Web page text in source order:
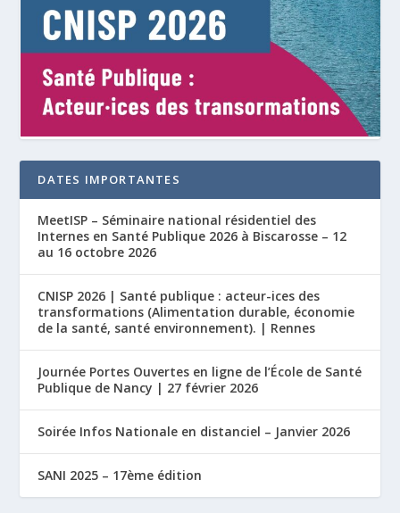
DATES IMPORTANTES
MeetISP – Séminaire national résidentiel des
Internes en Santé Publique 2026 à Biscarosse – 12
au 16 octobre 2026
CNISP 2026 | Santé publique : acteur-ices des
transformations (Alimentation durable, économie
de la santé, santé environnement). | Rennes
Journée Portes Ouvertes en ligne de l’École de Santé
Publique de Nancy | 27 février 2026
Soirée Infos Nationale en distanciel – Janvier 2026
SANI 2025 – 17ème édition